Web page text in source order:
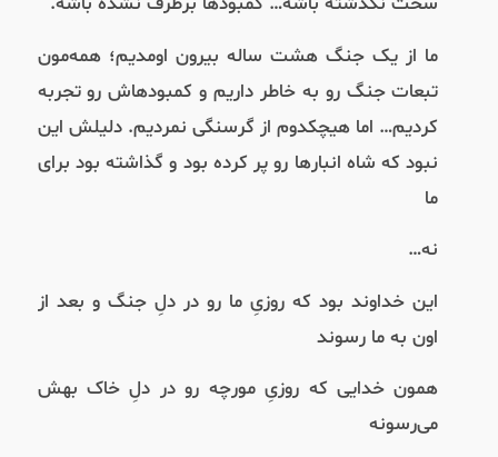
ما از یک جنگ هشت ساله بیرون اومدیم؛ همه‌مون
تبعات جنگ رو به خاطر داریم و کمبودهاش رو تجربه
کردیم… اما هیچکدوم از گرسنگی نمردیم. دلیلش این
نبود که شاه انبارها‌ رو پر کرده بود و گذاشته بود برای
ما
نه…
این خداوند بود که روزیِ ما رو در دلِ جنگ و بعد از
اون به ما رسوند
همون خدایی که روزیِ مورچه رو در دلِ خاک بهش
می‌رسونه